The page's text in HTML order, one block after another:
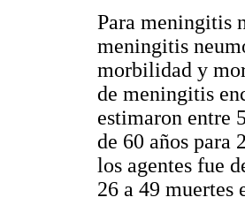
Para meningitis
meningitis
morbilidad y
de meningitis
estimaron entre
de 60 años
los agentes fue
26 a 49 muertes